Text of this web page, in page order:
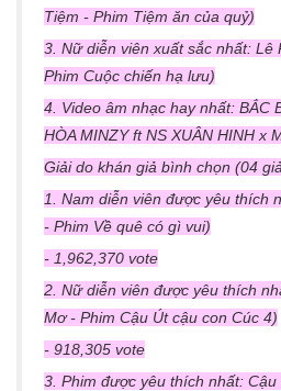
Tiệm - Phim Tiệm ăn của quỷ)
3. Nữ diễn viên xuất sắc nhất: Lê
Phim Cuộc chiến hạ lưu)
4. Video âm nhạc hay nhất: BẮC
HÒA MINZY ft NS XUÂN HINH x
Giải do khán giả bình chọn (04
1. Nam diễn viên được yêu thích
- Phim Về quê có gì vui)
- 1,962,370 vote
2. Nữ diễn viên được yêu thích
Mơ - Phim Cậu Út cậu con Cúc 4)
- 918,305 vote
3. Phim được yêu thích nhất: